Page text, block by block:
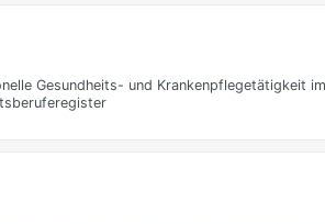
Gesundheits- und Krankenpflegetätigkeit